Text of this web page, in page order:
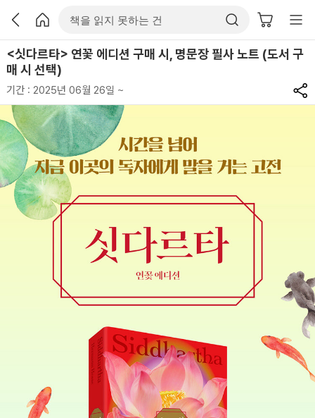
<싯다르타> 연꽃 에디션 구매 시, 명문장 필사 노트 (도서 구
매 시 선택)
기간 : 2025년 06월 26일 ~